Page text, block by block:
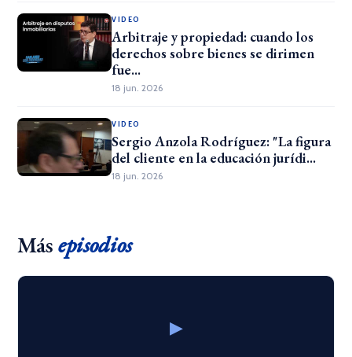
VIDEO
Arbitraje y propiedad: cuando los
derechos sobre bienes se dirimen
fue...
18 jun. 2026
VIDEO
Sergio Anzola Rodríguez: "La figura
del cliente en la educación jurídi...
18 jun. 2026
Másepisodios
▶